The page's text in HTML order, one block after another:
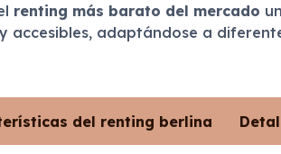
renting más barato del mercado
accesibles, adaptándose a
del renting berlina